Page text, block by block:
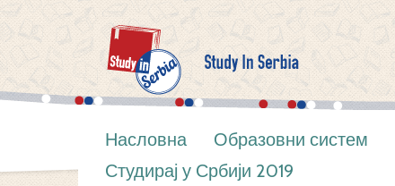
Насловна Образовни систем
Студирај у Србији 2019